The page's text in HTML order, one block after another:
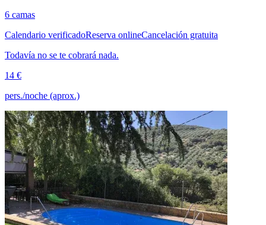
6 camas
Calendario verificadoReserva onlineCancelación gratuita
Todavía no se te cobrará nada.
14 €
pers./noche (aprox.)